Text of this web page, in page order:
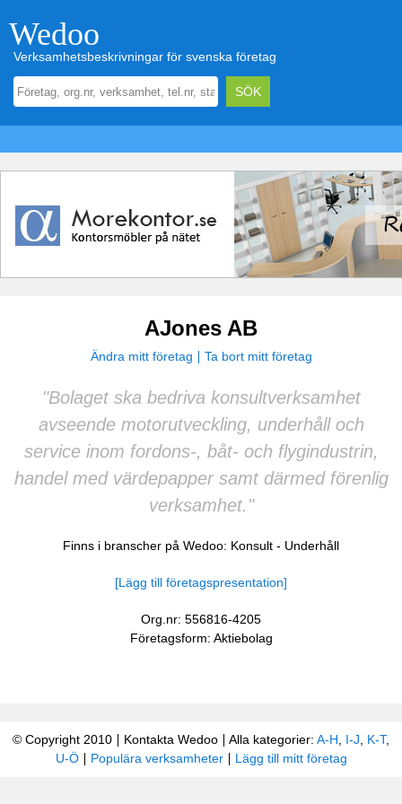
Wedoo
Verksamhetsbeskrivningar för svenska företag
AJones AB
Ändra mitt företag Ta bort mitt företag
"Bolaget ska bedriva konsultverksamhet
avseende motorutveckling, underhåll och
service inom fordons-, båt- och flygindustrin,
handel med värdepapper samt därmed förenlig
verksamhet."
Finns i branscher på Wedoo: Konsult - Underhåll
[Lägg till företagspresentation]
Org.nr: 556816-4205
Företagsform: Aktiebolag
© Copyright 2010 Kontakta Wedoo Alla kategorier: A-H I-J K-T,
U-Ö
Populära verksamheter Lägg till mitt företag